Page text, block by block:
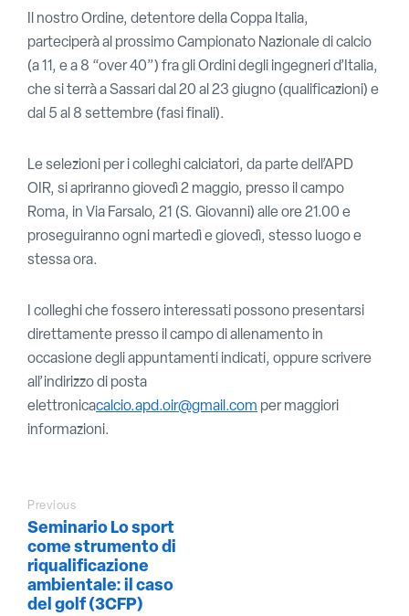
Il nostro Ordine, detentore della Coppa Italia,
parteciperà al prossimo Campionato Nazionale di calcio
(a 11, e a 8 “over 40”) fra gli Ordini degli ingegneri d’Italia,
che si terrà a Sassari dal 20 al 23 giugno (qualificazioni) e
dal 5 al 8 settembre (fasi finali).
Le selezioni per i colleghi calciatori, da parte dell’APD
OIR, si apriranno giovedì 2 maggio, presso il campo
Roma, in Via Farsalo, 21 (S. Giovanni) alle ore 21.00 e
proseguiranno ogni martedì e giovedì, stesso luogo e
stessa ora.
I colleghi che fossero interessati possono presentarsi
direttamente presso il campo di allenamento in
occasione degli appuntamenti indicati, oppure scrivere
all’indirizzo di posta
elettronicacalcio.apd.oir@gmail.com per maggiori
informazioni.
Previous
Seminario Lo sport
come strumento di
riqualificazione
ambientale: il caso
del golf (3CFP)